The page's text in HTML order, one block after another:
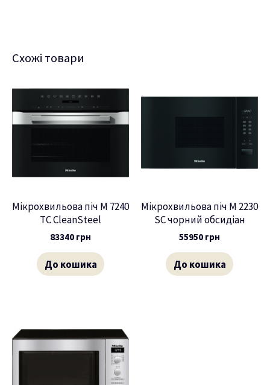
Схожі товари
Мікрохвильова піч M 7240
TC CleanSteel
83340 грн
До кошика
Мікрохвильова піч M 2230
SC чорний обсидіан
55950 грн
До кошика